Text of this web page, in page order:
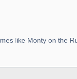
like Monty on the